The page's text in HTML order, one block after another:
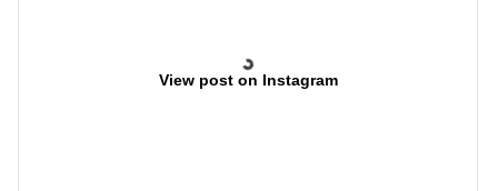
View post on Instagram